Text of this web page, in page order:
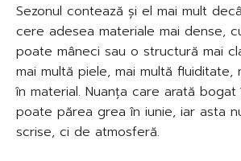
Sezonul contează și el mai mult
cere adesea materiale mai dense,
poate mâneci sau o structură mai
mai multă piele, mai multă fluiditate,
în material. Nuanța care arată
poate părea grea în iunie, iar asta
scrise, ci de atmosferă.